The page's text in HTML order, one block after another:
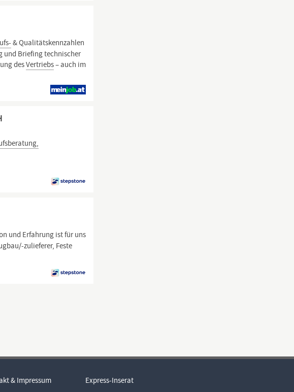
& Qualitätskennzahlen
und Briefing technischer
desVertriebs– auch im
und Erfahrung ist für uns
zulieferer, Feste
& Impressum Express-Inserat